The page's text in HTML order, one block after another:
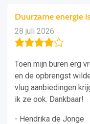
Duurzame energie
28 juli 2026
Toen mijn buren erg
en de opbrengst
vlug aanbiedingen
ik ze ook. Dankbaar!
- Hendrika de Jonge